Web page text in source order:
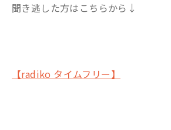
聞き逃した方はこちらから↓
【radiko タイムフリー】